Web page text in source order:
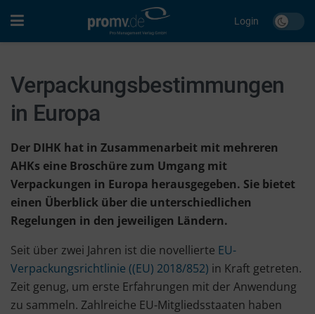
Login
Verpackungsbestimmungen
in Europa
Der DIHK hat in Zusammenarbeit mit mehreren
AHKs eine Broschüre zum Umgang mit
Verpackungen in Europa herausgegeben. Sie bietet
einen Überblick über die unterschiedlichen
Regelungen in den jeweiligen Ländern.
Seit über zwei Jahren ist die novellierte EU-
Verpackungsrichtlinie ((EU) 2018/852) in Kraft getreten.
Zeit genug, um erste Erfahrungen mit der Anwendung
zu sammeln. Zahlreiche EU-Mitgliedsstaaten haben